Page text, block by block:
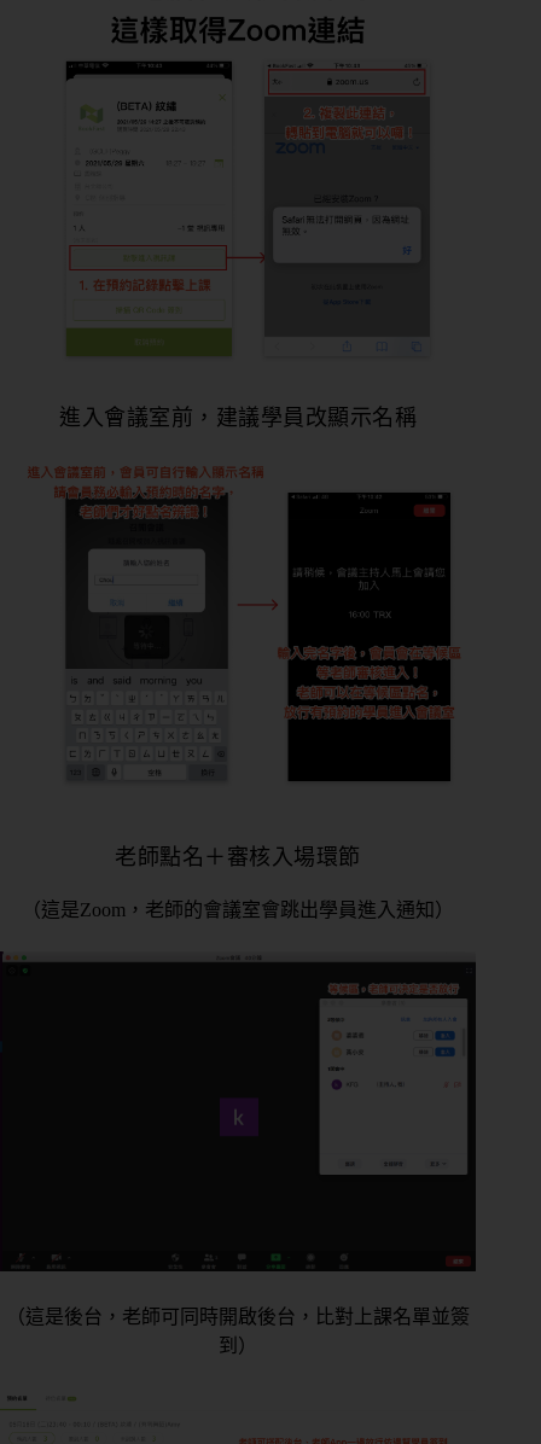
進入會議室前，建議學員改顯示名稱
老師點名＋審核入場環節
（這是Zoom，老師的會議室會跳出學員進入通知）
（這是後台，老師可同時開啟後台，比對上課名單並簽
到）